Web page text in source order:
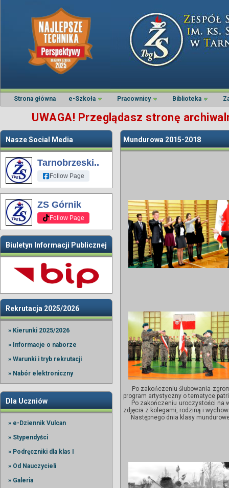
Strona główna e-Szkoła Pracownicy Biblioteka
UWAGA! Przeglądasz stronę
Nasze Social Media
Tarnobrzeski..
Follow Page
ZS Górnik
Follow Page
Biuletyn Informacji Publicznej
Rekrutacja 2025/2026
» Kierunki 2025/2026
» Informacje o naborze
» Warunki i tryb rekrutacji
» Nabór elektroniczny
Dla Uczniów
» e-Dziennik Vulcan
» Stypendyści
» Podręczniki dla klas I
» Od Nauczycieli
» Galeria
Mundurowa 2015-2018
Po zakończeniu ślubowania
program artystyczny o tematyce
Po zakończeniu uroczystości na
zdjęcia z kolegami, rodziną i
Następnego dnia klasy